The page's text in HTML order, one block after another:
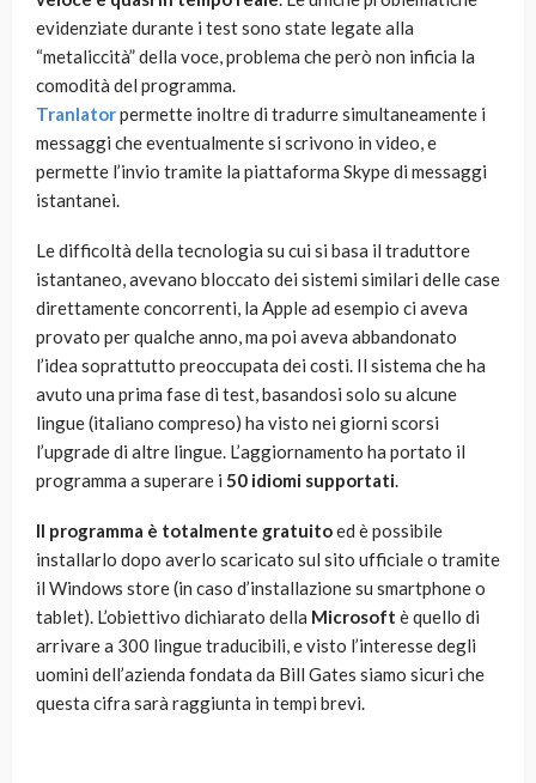
evidenziate durante i test sono state legate alla
“metaliccità” della voce, problema che però non inficia la
comodità del programma.
Tranlatorpermette inoltre di tradurre simultaneamente i
messaggi che eventualmente si scrivono in video, e
permette l’invio tramite la piattaforma Skype di messaggi
istantanei.
Le difficoltà della tecnologia su cui si basa il traduttore
istantaneo, avevano bloccato dei sistemi similari delle case
direttamente concorrenti, la Apple ad esempio ci aveva
provato per qualche anno, ma poi aveva abbandonato
l’idea soprattutto preoccupata dei costi. Il sistema che ha
avuto una prima fase di test, basandosi solo su alcune
lingue (italiano compreso) ha visto nei giorni scorsi
l’upgrade di altre lingue. L’aggiornamento ha portato il
programma a superare i 50 idiomi supportati.
Il programma è totalmente gratuitoed è possibile
installarlo dopo averlo scaricato sul sito ufficiale o tramite
il Windows store (in caso d’installazione su smartphone o
tablet). L’obiettivo dichiarato della Microsoft è quello di
arrivare a 300 lingue traducibili, e visto l’interesse degli
uomini dell’azienda fondata da Bill Gates siamo sicuri che
questa cifra sarà raggiunta in tempi brevi.